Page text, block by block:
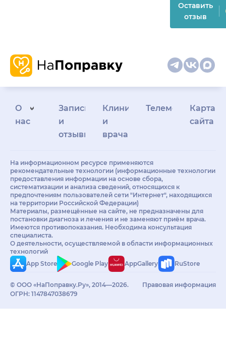
Оставить
отзыв
О
нас
Запись
и
отзывы
Клиникам
и
врачам
Телемедицина
Карта
сайта
На информационном ресурсе применяются
рекомендательные технологии (информационные технологии
предоставления информации на основе сбора,
систематизации и анализа сведений, относящихся к
предпочтениям пользователей сети "Интернет", находящихся
на территории Российской Федерации)
Материалы, размещённые на сайте, не предназначены для
постановки диагноза и лечения и не заменяют приём врача.
Имеются противопоказания. Необходима консультация
специалиста.
О деятельности, осуществляемой в области информационных
технологий
App Store
Google Play AppGallery RuStore
© ООО «НаПоправку.Ру», 2014—2026.
ОГРН: 1147847038679
Правовая информация